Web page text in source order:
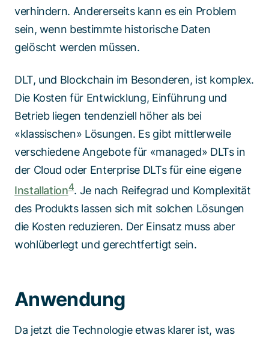
verhindern. Andererseits kann es ein Problem
sein, wenn bestimmte historische Daten
gelöscht werden müssen.
DLT, und Blockchain im Besonderen, ist komplex.
Die Kosten für Entwicklung, Einführung und
Betrieb liegen tendenziell höher als bei
«klassischen» Lösungen. Es gibt mittlerweile
verschiedene Angebote für «managed» DLTs in
der Cloud oder Enterprise DLTs für eine eigene
Installation4. Je nach Reifegrad und Komplexität
des Produkts lassen sich mit solchen Lösungen
die Kosten reduzieren. Der Einsatz muss aber
wohlüberlegt und gerechtfertigt sein.
Anwendung
Da jetzt die Technologie etwas klarer ist, was